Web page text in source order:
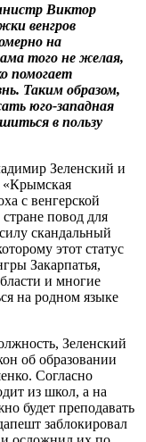
Виктор
венгров
на
того не желая,
помогает
Таким образом,
юго-западная
в пользу
Зеленский и
«Крымская
с венгерской
повод для
скандальный
этот статус
Закарпатья,
и многие
на родном языке
Зеленский
об образовании
Согласно
из школ, а на
будет преподавать
заблокировал